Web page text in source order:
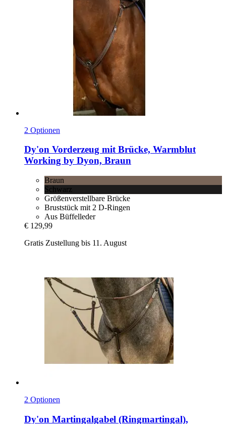
2 Optionen
Dy'on Vorderzeug mit Brücke, Warmblut
Working by Dyon, Braun
Braun
Schwarz
Größenverstellbare Brücke
Bruststück mit 2 D-Ringen
Aus Büffelleder
€ 129,99
Gratis Zustellung bis 11. August
2 Optionen
Dy'on Martingalgabel (Ringmartingal),